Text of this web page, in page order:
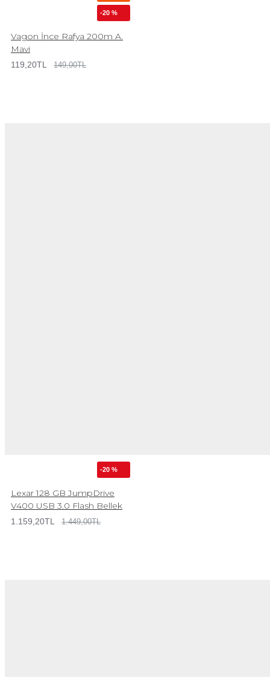
-20 %
Vagon İnce Rafya 200m A.
Mavi
119,20TL 149,00TL
-20 %
Lexar 128 GB JumpDrive
V400 USB 3.0 Flash Bellek
1.159,20TL 1.449,00TL